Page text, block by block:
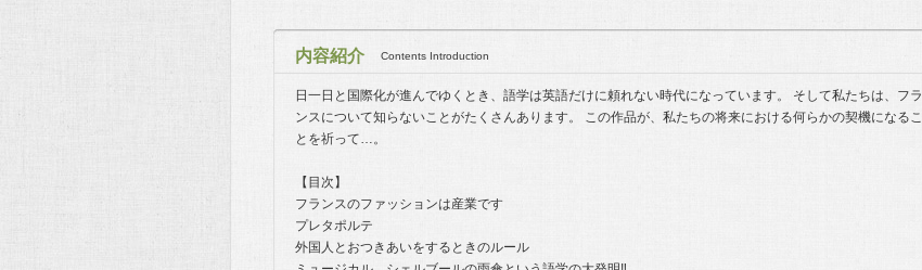
内容紹介 Contents Introduction
日一日と国際化が進んでゆくとき、語学は英語だけに頼れない時代になっています。 そして私たちは、フラ
ンスについて知らないことがたくさんあります。 この作品が、私たちの将来における何らかの契機になるこ
とを祈って…。
【目次】
フランスのファッションは産業です
プレタポルテ
外国人とおつきあいをするときのルール